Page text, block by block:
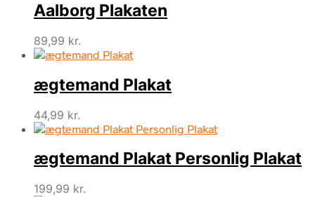
Aalborg Plakaten
89,99 kr.
ægtemand Plakat
44,99 kr.
ægtemand Plakat Personlig Plakat
199,99 kr.